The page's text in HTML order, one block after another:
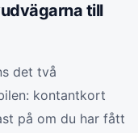
till
det två
kontantkort
på om du har fått